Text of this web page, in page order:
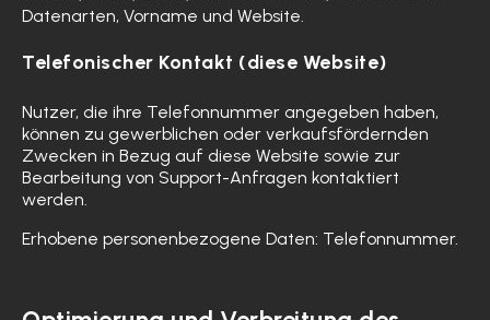
Datenarten, Vorname und Website.
Telefonischer Kontakt (diese Website)
Nutzer, die ihre Telefonnummer angegeben haben,
können zu gewerblichen oder verkaufsfördernden
Zwecken in Bezug auf diese Website sowie zur
Bearbeitung von Support-Anfragen kontaktiert
werden.
Erhobene personenbezogene Daten: Telefonnummer.